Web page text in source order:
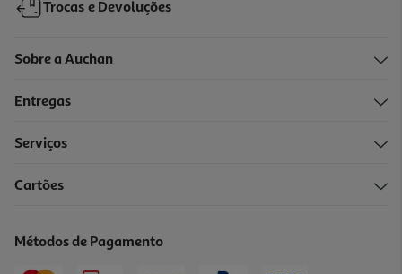
Trocas e Devoluções
Sobre a Auchan
Entregas
Serviços
Cartões
Métodos de Pagamento